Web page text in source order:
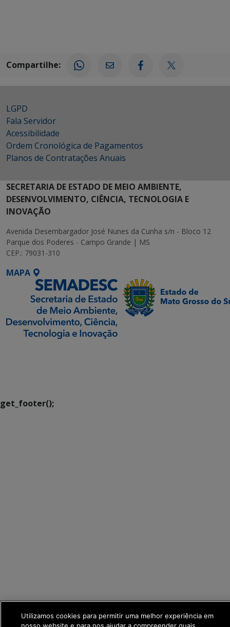
Compartilhe:
LGPD
Fala Servidor
Acessibilidade
Ordem Cronológica de Pagamentos
Planos de Contratações Anuais
SECRETARIA DE ESTADO DE MEIO AMBIENTE,
DESENVOLVIMENTO, CIÊNCIA, TECNOLOGIA E
INOVAÇÃO
Avenida Desembargador José Nunes da Cunha s/n - Bloco 12
Parque dos Poderes - Campo Grande | MS
CEP.: 79031-310
MAPA
get_footer();
Utilizamos cookies para permitir uma melhor experiência em